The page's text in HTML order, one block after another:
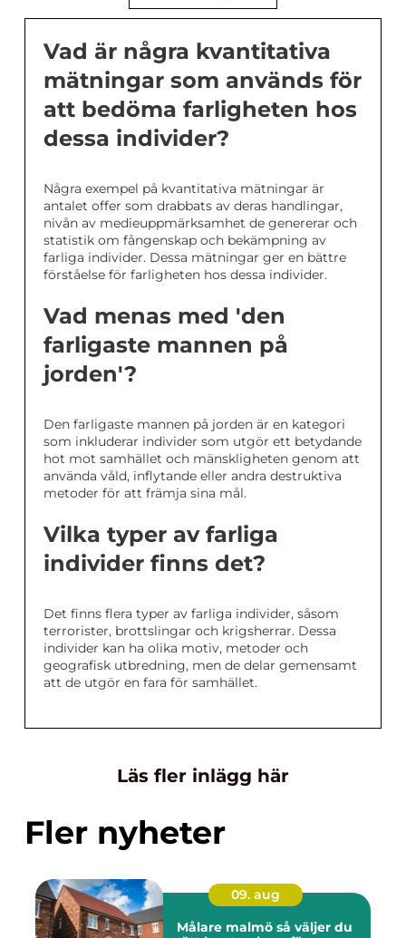
Vad är några kvantitativa
mätningar som används för
att bedöma farligheten hos
dessa individer?
Några exempel på kvantitativa mätningar är
antalet offer som drabbats av deras handlingar,
nivån av medieuppmärksamhet de genererar och
statistik om fångenskap och bekämpning av
farliga individer. Dessa mätningar ger en bättre
förståelse för farligheten hos dessa individer.
Vad menas med 'den
farligaste mannen på
jorden'?
Den farligaste mannen på jorden är en kategori
som inkluderar individer som utgör ett betydande
hot mot samhället och mänskligheten genom att
använda våld, inflytande eller andra destruktiva
metoder för att främja sina mål.
Vilka typer av farliga
individer finns det?
Det finns flera typer av farliga individer, såsom
terrorister, brottslingar och krigsherrar. Dessa
individer kan ha olika motiv, metoder och
geografisk utbredning, men de delar gemensamt
att de utgör en fara för samhället.
Läs fler inlägg här
Fler nyheter
09. aug
Målare malmö så väljer du